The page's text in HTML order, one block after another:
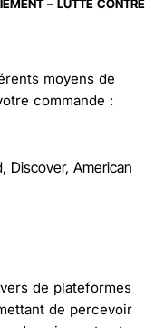
– LUTTE CONTRE
moyens de
commande :
Discover, American
de plateformes
de percevoir